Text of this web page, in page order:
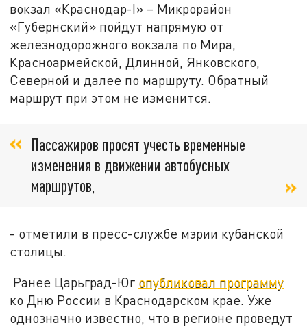
вокзал «Краснодар-I» – Микрорайон
«Губернский» пойдут напрямую от
железнодорожного вокзала по Мира,
Красноармейской, Длинной, Янковского,
Северной и далее по маршруту. Обратный
маршрут при этом не изменится.
Пассажиров просят учесть временные
изменения в движении автобусных
маршрутов,
- отметили в пресс-службе мэрии кубанской
столицы.
Ранее Царьград-Юг опубликовал программу
ко Дню России в Краснодарском крае. Уже
однозначно известно, что в регионе проведут